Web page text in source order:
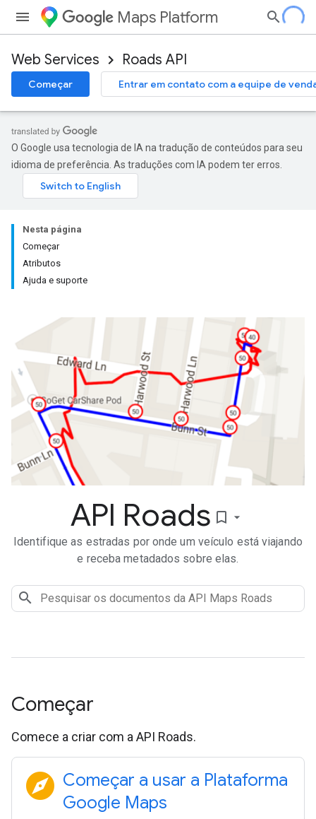
Maps Platform
Web Services Roads API
Começar Entrar em contato com a equipe de
O Google usa tecnologia de IA na tradução de conteúdos para seu
idioma de preferência. As traduções com IA podem ter erros.
Nesta página
Começar
Atributos
Ajuda e suporte
API Roads bookmark_border
Identifique as estradas por onde um veículo está viajando
e receba metadados sobre elas.
Começar
Comece a criar com a API Roads.
explore Começar a usar a Plataforma
Google Maps